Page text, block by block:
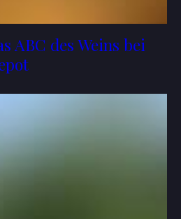
ABC des Weins bei